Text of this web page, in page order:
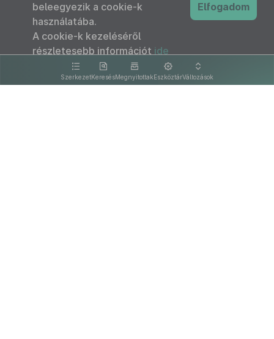
SzerkezetKeresésMegnyitottakEszköztárVáltozások
beleegyezik a cookie-k
használatába.
A cookie-k kezeléséről
részletesebb információt ide
kattintva olvashat.
Elfogadom